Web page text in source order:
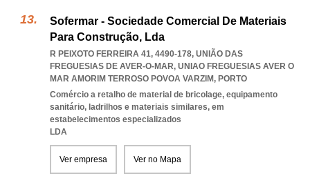
Sofermar - Sociedade Comercial De Materiais
Para Construção, Lda
R PEIXOTO FERREIRA 41, 4490-178, UNIÃO DAS
FREGUESIAS DE AVER-O-MAR, UNIAO FREGUESIAS AVER O
MAR AMORIM TERROSO POVOA VARZIM, PORTO
Comércio a retalho de material de bricolage, equipamento
sanitário, ladrilhos e materiais similares, em
estabelecimentos especializados
LDA
Ver empresa Ver no Mapa